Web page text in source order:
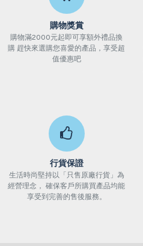
購物獎賞
購物滿2000元起即可享額外禮品換
購 趕快來選購您喜愛的產品，享受超
值優惠吧
行貨保證
生活時尚堅持以「只售原廠行貨」為
經營理念， 確保客戶所購買產品均能
享受到完善的售後服務。